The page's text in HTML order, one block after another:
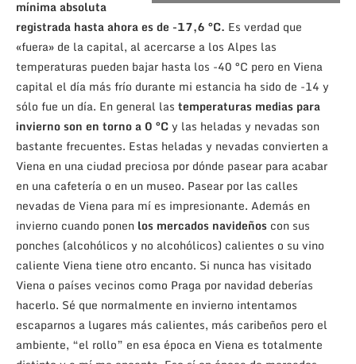
mínima absoluta
registrada hasta ahora es de -17,6 °C. Es verdad que
«fuera» de la capital, al acercarse a los Alpes las
temperaturas pueden bajar hasta los -40 °C pero en Viena
capital el día más frío durante mi estancia ha sido de -14 y
sólo fue un día. En general las temperaturas medias para
invierno son en torno a 0 °Cy las heladas y nevadas son
bastante frecuentes. Estas heladas y nevadas convierten a
Viena en una ciudad preciosa por dónde pasear para acabar
en una cafetería o en un museo. Pasear por las calles
nevadas de Viena para mí es impresionante. Además en
invierno cuando ponen los mercados navideños con sus
ponches (alcohólicos y no alcohólicos) calientes o su vino
caliente Viena tiene otro encanto. Si nunca has visitado
Viena o países vecinos como Praga por navidad deberías
hacerlo. Sé que normalmente en invierno intentamos
escaparnos a lugares más calientes, más caribeños pero el
ambiente, “el rollo” en esa época en Viena es totalmente